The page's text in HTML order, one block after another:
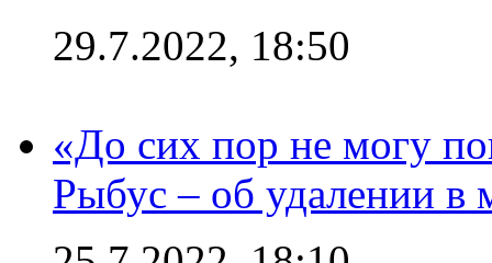
29.7.2022, 18:50
«До сих пор не могу
Рыбус – об удалении в